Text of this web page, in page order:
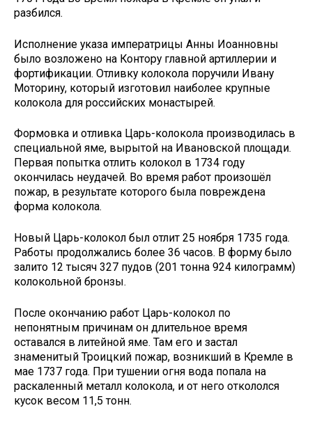
разбился.
Исполнение указа императрицы Анны Иоанновны
было возложено на Контору главной артиллерии и
фортификации. Отливку колокола поручили Ивану
Моторину, который изготовил наиболее крупные
колокола для российских монастырей.
Формовка и отливка Царь-колокола производилась в
специальной яме, вырытой на Ивановской площади.
Первая попытка отлить колокол в 1734 году
окончилась неудачей. Во время работ произошёл
пожар, в результате которого была повреждена
форма колокола.
Новый Царь-колокол был отлит 25 ноября 1735 года.
Работы продолжались более 36 часов. В форму было
залито 12 тысяч 327 пудов (201 тонна 924 килограмм)
колокольной бронзы.
После окончанию работ Царь-колокол по
непонятным причинам он длительное время
оставался в литейной яме. Там его и застал
знаменитый Троицкий пожар, возникший в Кремле в
мае 1737 года. При тушении огня вода попала на
раскаленный металл колокола, и от него откололся
кусок весом 11,5 тонн.